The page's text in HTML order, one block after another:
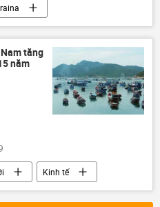
ở Ukraina
đột quân sự
tăng
năm
Kinh tế